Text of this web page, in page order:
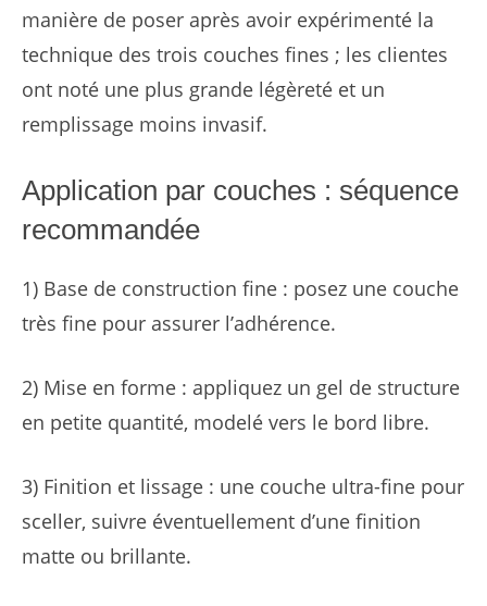
manière de poser après avoir expérimenté la
technique des trois couches fines ; les clientes
ont noté une plus grande légèreté et un
remplissage moins invasif.
Application par couches : séquence
recommandée
1) Base de construction fine : posez une couche
très fine pour assurer l’adhérence.
2) Mise en forme : appliquez un gel de structure
en petite quantité, modelé vers le bord libre.
3) Finition et lissage : une couche ultra-fine pour
sceller, suivre éventuellement d’une finition
matte ou brillante.